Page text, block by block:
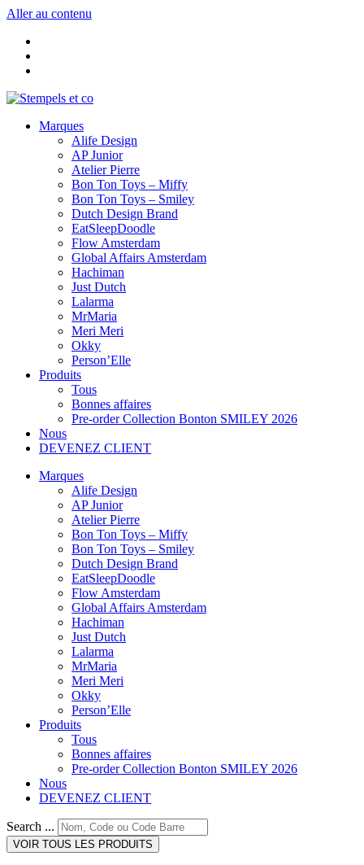
Aller au contenu
Marques
Alife Design
AP Junior
Atelier Pierre
Bon Ton Toys – Miffy
Bon Ton Toys – Smiley
Dutch Design Brand
EatSleepDoodle
Flow Amsterdam
Global Affairs Amsterdam
Hachiman
Just Dutch
Lalarma
MrMaria
Meri Meri
Okky
Person’Elle
Produits
Tous
Bonnes affaires
Pre-order Collection Bonton SMILEY 2026
Nous
DEVENEZ CLIENT
Marques
Alife Design
AP Junior
Atelier Pierre
Bon Ton Toys – Miffy
Bon Ton Toys – Smiley
Dutch Design Brand
EatSleepDoodle
Flow Amsterdam
Global Affairs Amsterdam
Hachiman
Just Dutch
Lalarma
MrMaria
Meri Meri
Okky
Person’Elle
Produits
Tous
Bonnes affaires
Pre-order Collection Bonton SMILEY 2026
Nous
DEVENEZ CLIENT
Search ...
VOIR TOUS LES PRODUITS